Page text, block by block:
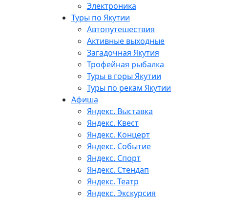
Электроника
Туры по Якутии
Автопутешествия
Активные выходные
Загадочная Якутия
Трофейная рыбалка
Туры в горы Якутии
Туры по рекам Якутии
Афиша
Яндекс. Выставка
Яндекс. Квест
Яндекс. Концерт
Яндекс. Событие
Яндекс. Спорт
Яндекс. Стендап
Яндекс. Театр
Яндекс. Экскурсия